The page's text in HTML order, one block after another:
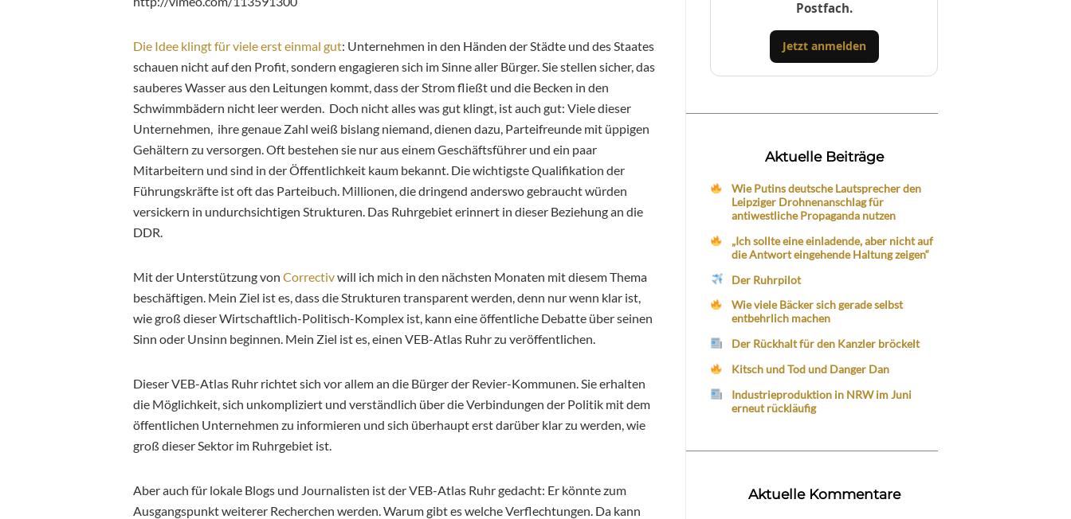
Die Idee klingt für viele erst einmal gut: Unternehmen in den Händen der Städte und des Staates
schauen nicht auf den Profit, sondern engagieren sich im Sinne aller Bürger. Sie stellen sicher, das
sauberes Wasser aus den Leitungen kommt, dass der Strom fließt und die Becken in den
Schwimmbädern nicht leer werden. Doch nicht alles was gut klingt, ist auch gut: Viele dieser
Unternehmen, ihre genaue Zahl weiß bislang niemand, dienen dazu, Parteifreunde mit üppigen
Gehältern zu versorgen. Oft bestehen sie nur aus einem Geschäftsführer und ein paar
Mitarbeitern und sind in der Öffentlichkeit kaum bekannt. Die wichtigste Qualifikation der
Führungskräfte ist oft das Parteibuch. Millionen, die dringend anderswo gebraucht würden
versickern in undurchsichtigen Strukturen. Das Ruhrgebiet erinnert in dieser Beziehung an die
DDR.
Mit der Unterstützung von Correctivwill ich mich in den nächsten Monaten mit diesem Thema
beschäftigen. Mein Ziel ist es, dass die Strukturen transparent werden, denn nur wenn klar ist,
wie groß dieser Wirtschaftlich-Politisch-Komplex ist, kann eine öffentliche Debatte über seinen
Sinn oder Unsinn beginnen. Mein Ziel ist es, einen VEB-Atlas Ruhr zu veröffentlichen.
Dieser VEB-Atlas Ruhr richtet sich vor allem an die Bürger der Revier-Kommunen. Sie erhalten
die Möglichkeit, sich unkompliziert und verständlich über die Verbindungen der Politik mit dem
öffentlichen Unternehmen zu informieren und sich überhaupt erst darüber klar zu werden, wie
groß dieser Sektor im Ruhrgebiet ist.
Aber auch für lokale Blogs und Journalisten ist der VEB-Atlas Ruhr gedacht: Er könnte zum
Ausgangspunkt weiterer Recherchen werden. Warum gibt es welche Verflechtungen. Da kann
Postfach.
Jetzt anmelden
Aktuelle Beiträge
Wie Putins deutsche Lautsprecher den
Leipziger Drohnenanschlag für
antiwestliche Propaganda nutzen
„Ich sollte eine einladende, aber nicht auf
die Antwort eingehende Haltung zeigen“
Der Ruhrpilot
Wie viele Bäcker sich gerade selbst
entbehrlich machen
Der Rückhalt für den Kanzler bröckelt
Kitsch und Tod und Danger Dan
Industrieproduktion in NRW im Juni
erneut rückläufig
Aktuelle Kommentare